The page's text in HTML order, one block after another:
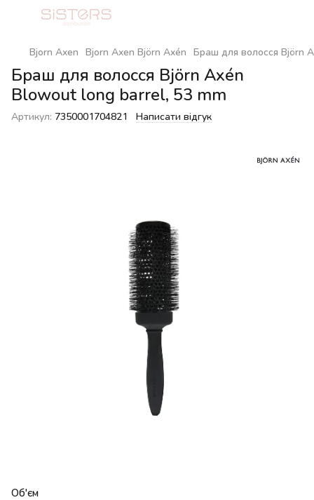
Bjorn Axen Bjorn Axen Björn Axén Браш для волосся Björn
Браш для волосся Björn Axén
Blowout long barrel, 53 mm
Артикул: 7350001704821 Написати відгук
Об'єм